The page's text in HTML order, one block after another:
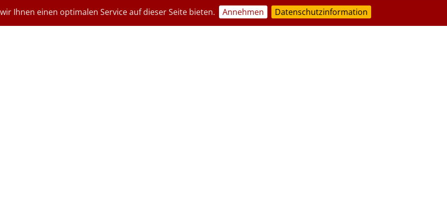
Ihnen einen optimalen Service auf dieser Seite bieten. Annehmen Datenschutzinformation